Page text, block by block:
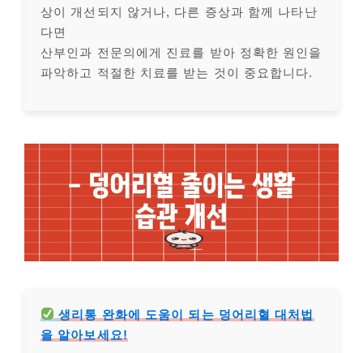
상이 개선되지 않거나, 다른 증상과 함께 나타난
다면
산부인과 전문의에게 진료를 받아 정확한 원인을
파악하고 적절한 치료를 받는 것이 중요합니다.
생리통 완화에 도움이 되는 덩어리혈 대처법
을 알아보세요!